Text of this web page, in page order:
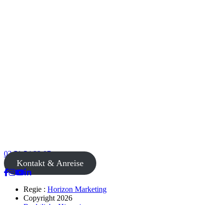
02 51 54 33 87
Kontakt & Anreise
Regie : Horizon Marketing
Copyright 2026